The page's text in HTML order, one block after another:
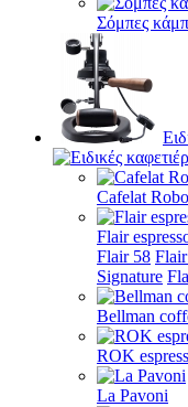
Σόμπες
Cafelat
Flair
Flair 58
Signature
Bellman
ROK
La Pavoni